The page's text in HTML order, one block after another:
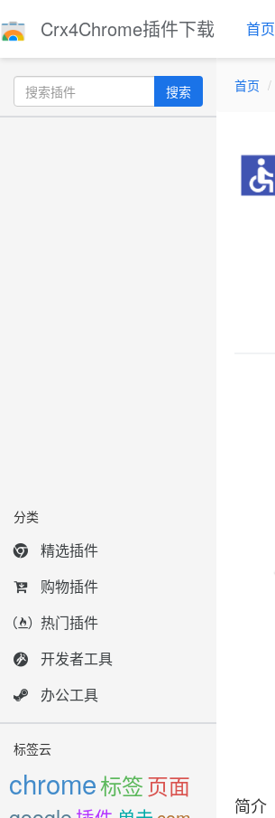
Crx4Chrome插件下载 首页
搜索
分类
精选插件
购物插件
热门插件
开发者工具
办公工具
标签云
chrome标签页面
首页
简介